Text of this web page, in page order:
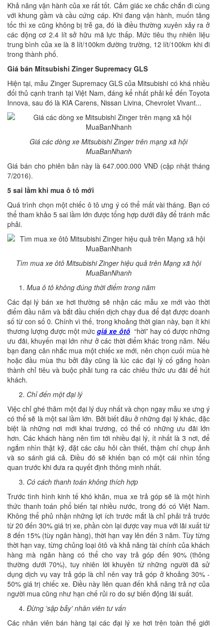
Khả năng vận hành của xe rất tốt. Cảm giác xe chắc chắn đi cùng
với khung gầm và cầu cứng cáp. Khi đang vận hành, muốn tăng
tốc thì xe cũng không bị trễ ga, đó là điều thường xuyên xảy ra ở
các động cơ 2.4 lít sở hữu mã lực thấp. Mức tiêu thụ nhiên liệu
trung bình của xe là 8 lít/100km đường trường, 12 lít/100km khi đi
trong thành phố.
Giá bán Mitsubishi Zinger Supremacy GLS
Hiện tại, mẫu Zinger Supremacy GLS của Mitsubishi có khá nhiều
đối thủ cạnh tranh tại Việt Nam, đáng kể nhất phải kể đến Toyota
Innova, sau đó là KIA Carens, Nissan Livina, Chevrolet Vivant...
Giá các dòng xe Mitsubishi Zinger trên mạng xã hội
MuaBanNhanh
Giá bán cho phiên bản này là 647.000.000 VNĐ (cập nhật tháng
7/2016).
5 sai lầm khi mua ô tô mới
Quá trình chọn một chiếc ô tô ưng ý có thể mất vài tháng. Bạn có
thể tham khảo 5 sai lầm lớn được tổng hợp dưới đây để tránh mắc
phải.
Tìm mua xe ôtô Mitsubishi Zinger hiệu quả trên Mạng xã hội
MuaBanNhanh
Mua ô tô không đúng thời điểm trong năm
Các đại lý bán xe hơi thường sẽ nhận các mẫu xe mới vào thời
điểm đầu năm và bắt đầu chiến dịch chạy đua để đạt được doanh
số từ con số 0. Chính vì thế, trong khoảng thời gian này, bạn ít khi
thương lượng được một mứcgiá xe ôtô“hời” hay có được những
ưu đãi, khuyến mại lớn như ở các thời điểm khác trong năm. Nếu
bạn đang cân nhắc mua một chiếc xe mới, nên chọn cuối mùa hè
hoặc đầu mùa thu bởi đây cũng là lúc các đại lý cố gắng hoàn
thành chỉ tiêu và buộc phải tung ra các chiêu thức ưu đãi để hút
khách.
Chỉ đến một đại lý
Việc chỉ ghé thăm một đại lý duy nhất và chọn ngay mẫu xe ưng ý
có thể sẽ là một sai lầm lớn. Bởi biết đâu ở những đại lý khác, đặc
biệt là những nơi mới khai trương, có thể có những ưu đãi lớn
hơn. Các khách hàng nên tìm tới nhiều đại lý, ít nhất là 3 nơi, để
ngắm nhìn thật kỹ, đặt các câu hỏi cần thiết, thậm chí chụp ảnh
và so sánh giá cả. Điều đó sẽ khiến bạn có một cái nhìn tổng
quan trước khi đưa ra quyết định thông minh nhất.
Có cách thanh toán không thích hợp
Trước tình hình kinh tế khó khăn, mua xe trả góp sẽ là một hình
thức thanh toán phổ biến tại nhiều nước, trong đó có Việt Nam.
Không thể phủ nhận những lợi ích trước mắt là chỉ phải trả trước
từ 20 đến 30% giá trị xe, phần còn lại được vay mua với lãi xuất từ
8 đến 15% (tùy ngân hàng), thời hạn vay lên đến 3 năm. Tùy từng
thời hạn vay, từng chủng loại ôtô và khả năng tài chính của khách
hàng mà ngân hàng có thể cho vay trả góp đến 90% (thông
thường dưới 70%), tuy nhiên lời khuyên từ những người đã sử
dụng dịch vụ vay trả góp là chỉ nên vay trả góp ở khoảng 30% -
50% giá trị chiếc xe. Điều này liên quan đến khả năng trả nợ của
người mua cũng như hạn chế rủi ro do sự biến động lãi suất.
Đừng 'sập bẫy' nhân viên tư vấn
Các nhân viên bán hàng tại các đại lý xe hơi trên toàn thế giới